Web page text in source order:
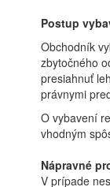
Postup
Obchodník
zbytočného
presiahnuť
právnymi
O vybavení
vhodným
Nápravné
V prípade